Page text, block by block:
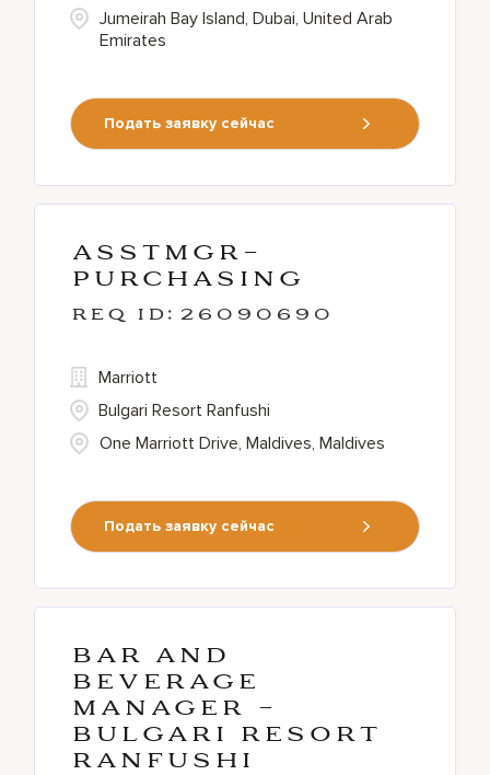
Jumeirah Bay Island, Dubai, United Arab
Emirates
Подать заявку сейчас
AsstMgr-
Purchasing
26090690
One Marriott Drive, Maldives, Maldives
Marriott
Bulgari Resort Ranfushi
Подать заявку сейчас
Bar and
Beverage
Manager -
Bulgari Resort
Ranfushi